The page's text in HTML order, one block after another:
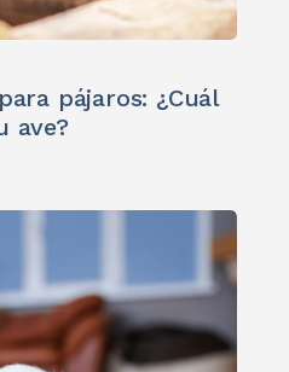
pájaros: ¿Cuál
ave?